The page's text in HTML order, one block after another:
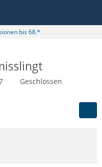
bis 68.*
Geschlossen